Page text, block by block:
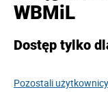
WBMiL
Dostęp tylko
Pozostali użytkownicy